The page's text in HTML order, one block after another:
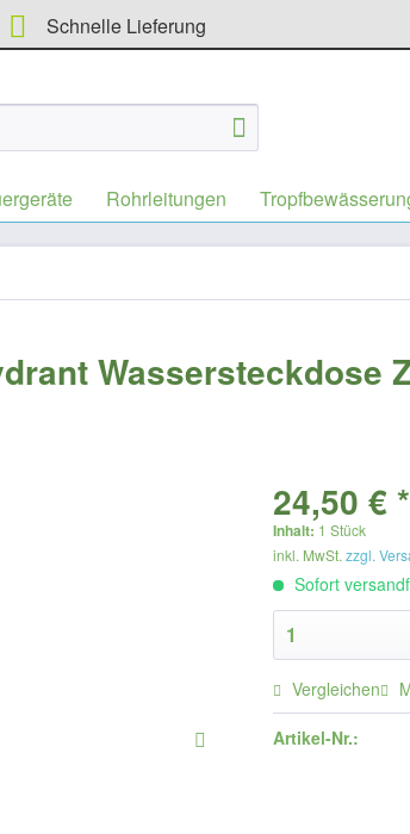
Schnelle Lieferung
Rohrleitungen
Wassersteckdose
24,50 € *
Inhalt: 1 Stück
inkl. MwSt.zzgl.
Sofort
Vergleichen
Artikel-Nr.: